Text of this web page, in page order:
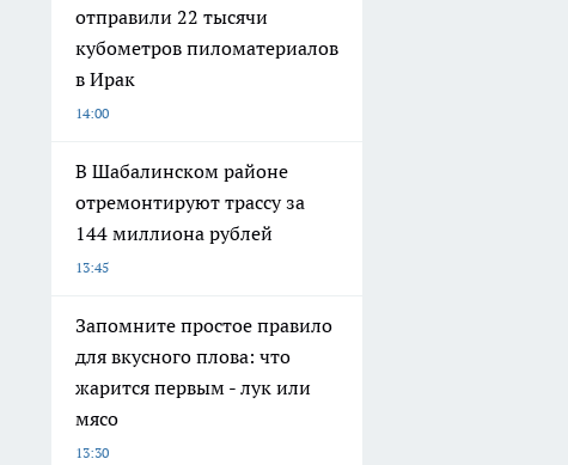
отправили 22 тысячи
кубометров пиломатериалов
в Ирак
14:00
В Шабалинском районе
отремонтируют трассу за
144 миллиона рублей
13:45
Запомните простое правило
для вкусного плова: что
жарится первым - лук или
мясо
13:30